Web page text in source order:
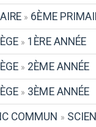
» 6ÈME
» 1ÈRE ANNÉE
» 2ÈME ANNÉE
» 3ÈME ANNÉE
COMMUN »